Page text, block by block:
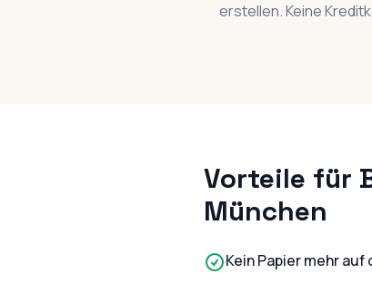
erstellen. Keine
Vorteile für
München
Kein Papier mehr